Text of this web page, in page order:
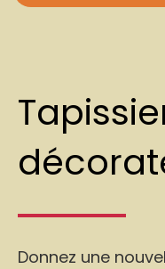
Donnez une